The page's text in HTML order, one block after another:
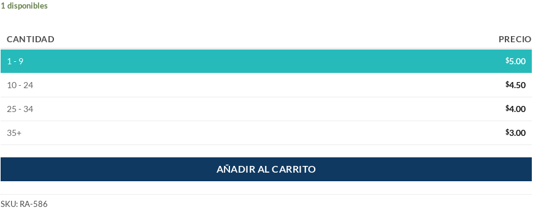
1 disponibles
CANTIDAD PRECIO
1 - 9 $5.00
10 - 24 $4.50
25 - 34 $4.00
35+ $3.00
AÑADIR AL CARRITO
SKU: RA-586